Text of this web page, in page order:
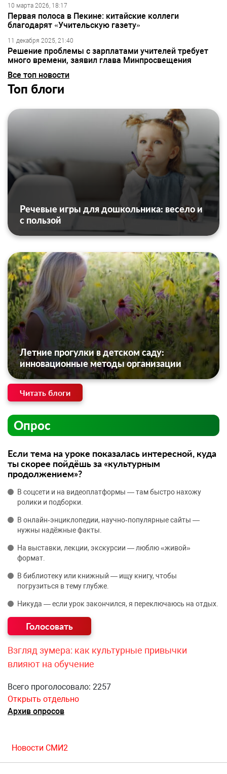
10 марта 2026, 18:17
Первая полоса в Пекине: китайские коллеги
благодарят «Учительскую газету»
11 декабря 2025, 21:40
Решение проблемы с зарплатами учителей требует
много времени, заявил глава Минпросвещения
Все топ новости
Топ блоги
Речевые игры для дошкольника: весело и
с пользой
Летние прогулки в детском саду:
инновационные методы организации
Читать блоги
Опрос
Если тема на уроке показалась интересной, куда
ты скорее пойдёшь за «культурным
продолжением»?
В соцсети и на видеоплатформы — там быстро нахожу
ролики и подборки.
В онлайн‑энциклопедии, научно‑популярные сайты —
нужны надёжные факты.
На выставки, лекции, экскурсии — люблю «живой»
формат.
В библиотеку или книжный — ищу книгу, чтобы
погрузиться в тему глубже.
Никуда — если урок закончился, я переключаюсь на отдых.
Взгляд зумера: как культурные привычки
влияют на обучение
Всего проголосовало: 2257
Открыть отдельно
Архив опросов
Новости СМИ2